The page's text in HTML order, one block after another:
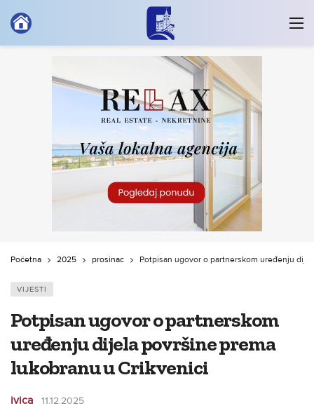
Početna 2025 prosinac Potpisan ugovor o partnerskom uređenju
VIJESTI
Potpisan ugovor o partnerskom
uređenju dijela površine prema
lukobranu u Crikvenici
ivica 11.12.2025